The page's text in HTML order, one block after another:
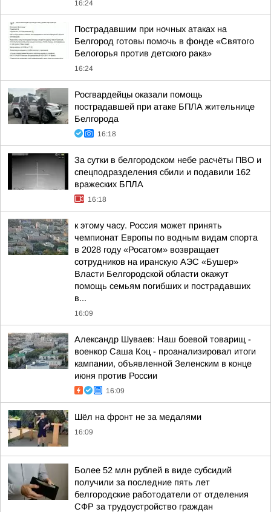
16:24
Пострадавшим при ночных атаках на
Белгород готовы помочь в фонде «Святого
Белогорья против детского рака»
16:24
Росгвардейцы оказали помощь
пострадавшей при атаке БПЛА жительнице
Белгорода
16:18
За сутки в белгородском небе расчёты ПВО и
спецподразделения сбили и подавили 162
вражеских БПЛА
16:18
к этому часу. Россия может принять
чемпионат Европы по водным видам спорта
в 2028 году «Росатом» возвращает
сотрудников на иранскую АЭС «Бушер»
Власти Белгородской области окажут
помощь семьям погибших и пострадавших
в...
16:09
Александр Шуваев: Наш боевой товарищ -
военкор Саша Коц - проанализировал итоги
кампании, объявленной Зеленским в конце
июня против России
16:09
Шёл на фронт не за медалями
16:09
Более 52 млн рублей в виде субсидий
получили за последние пять лет
белгородские работодатели от отделения
СФР за трудоустройство граждан